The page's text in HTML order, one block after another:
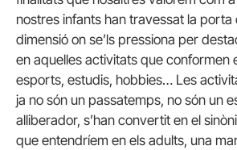
nostres infants han travessat la porta
dimensió on se’ls pressiona per
en aquelles activitats que conformen
esports, estudis, hobbies… Les
ja no són un passatemps, no són un
alliberador, s’han convertit en el
que entendríem en els adults, una